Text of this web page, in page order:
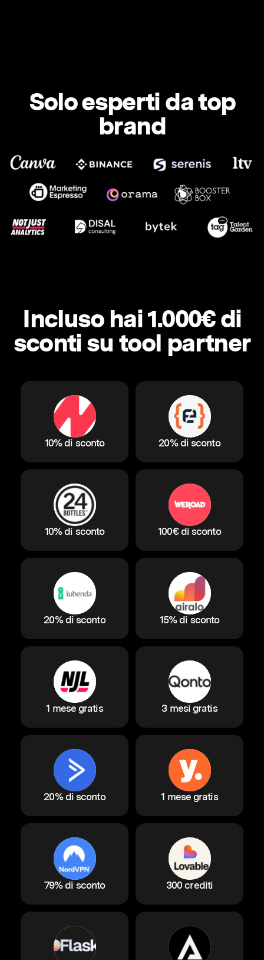
Solo esperti da top
brand
Incluso hai 1.000€ di
sconti su tool partner
10% di sconto 20% di sconto
10% di sconto 100€ di sconto
20% di sconto 15% di sconto
1 mese gratis 3 mesi gratis
20% di sconto 1 mese gratis
79% di sconto 300 crediti